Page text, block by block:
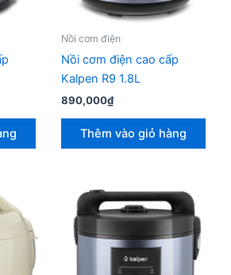
Nồi cơm điện
Nồi cơm điện cao cấp
Kalpen R9 1.8L
890,000₫
Thêm vào giỏ hàng